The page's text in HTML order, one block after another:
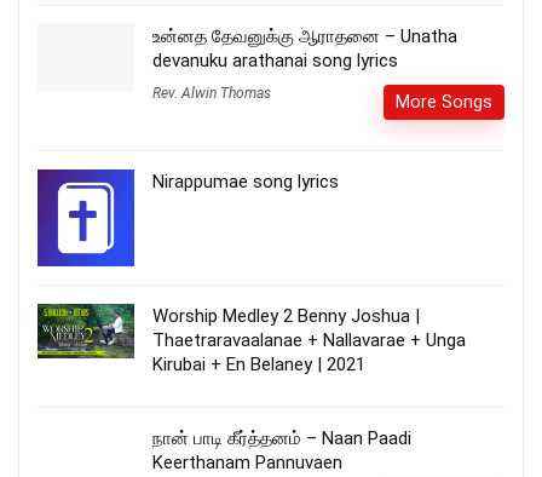
உன்னத தேவனுக்கு ஆராதனை – Unatha
devanuku arathanai song lyrics
Rev. Alwin Thomas More Songs
Nirappumae song lyrics
Worship Medley 2 Benny Joshua |
Thaetraravaalanae + Nallavarae + Unga
Kirubai + En Belaney | 2021
நான் பாடி கீர்த்தனம் – Naan Paadi
Keerthanam Pannuvaen